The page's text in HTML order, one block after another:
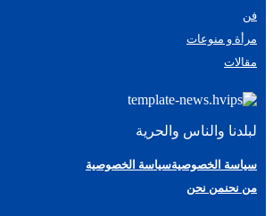
فن
مرأة و منوعات
مقالات
لبلدنا والناس والحرية
سياسة الخصوصيةسياسة الخصوصية
من نحنمن نحن